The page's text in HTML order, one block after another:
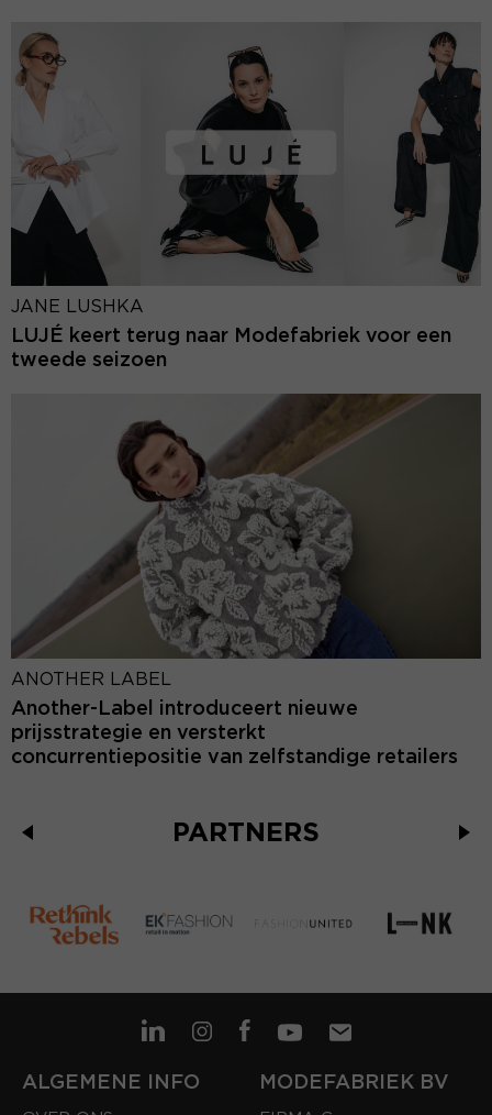
JANE LUSHKA
LUJÉ keert terug naar Modefabriek voor een
tweede seizoen
ANOTHER LABEL
Another-Label introduceert nieuwe
prijsstrategie en versterkt
concurrentiepositie van zelfstandige retailers
PARTNERS
ALGEMENE INFO MODEFABRIEK BV